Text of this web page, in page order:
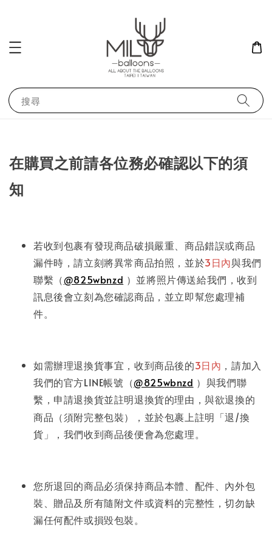
搜尋
在購買之前請各位務必確認以下的須
知
若收到包裹有發現商品破損嚴重、商品錯誤或商品
漏件時，請立刻將異常商品拍照，並於3日內與我們
聯繫（@825wbnzd ）並將照片傳送給我們，收到
訊息後會立刻為您確認商品，並立即幫您處理補
件。
如需辦理退換貨事宜，收到商品後的3日內 ，請加入
我們的官方LINE帳號（@825wbnzd ）與我們聯
繫， 申請退換貨並註明退換貨的理由，與欲退換的
商品（須附完整包裝），並於包裹上註明「退/換
貨」，我們收到商品後便會為您處理。
您所退回的商品必須保持商品本體、配件、內外包
裝、贈品及所有隨附文件或資料的完整性，切勿缺
漏任何配件或損毀包裝。